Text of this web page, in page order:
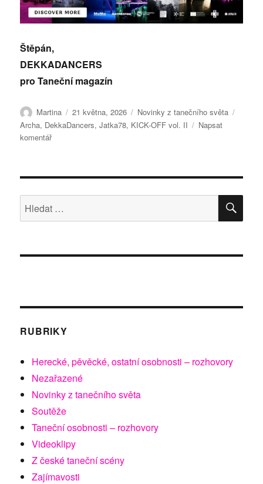
Štěpán,
DEKKADANCERS
pro Taneční magazín
Autor:
Martina Publikováno:
21 května, 2026 Rubriky:
Novinky z tanečního světa
Archa, DekkaDancers,Jatka78, KICK-OFF vol. II
Napsat
komentářpro
názvem
OFF
vol.
II
Hledat:
RUBRIKY
Herecké, pěvěcké, ostatní osobnosti – rozhovory
Nezařazené
Novinky z tanečního světa
Soutěže
Taneční osobnosti – rozhovory
Videoklipy
Z české taneční scény
Zajímavosti